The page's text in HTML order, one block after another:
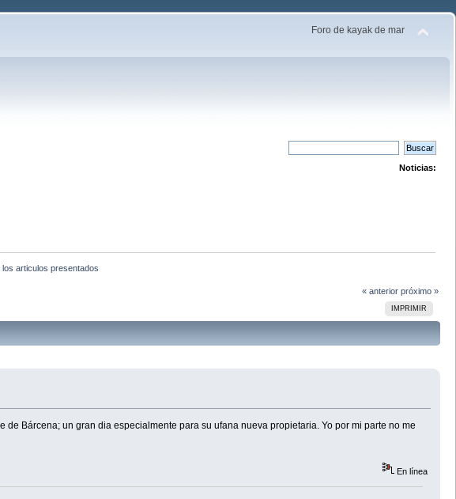
Foro de kayak de mar
Noticias:
articulos presentados
« anterior próximo »
IMPRIMIR
Bárcena; un gran dia especialmente para su ufana nueva propietaria. Yo por mi parte no me
En línea